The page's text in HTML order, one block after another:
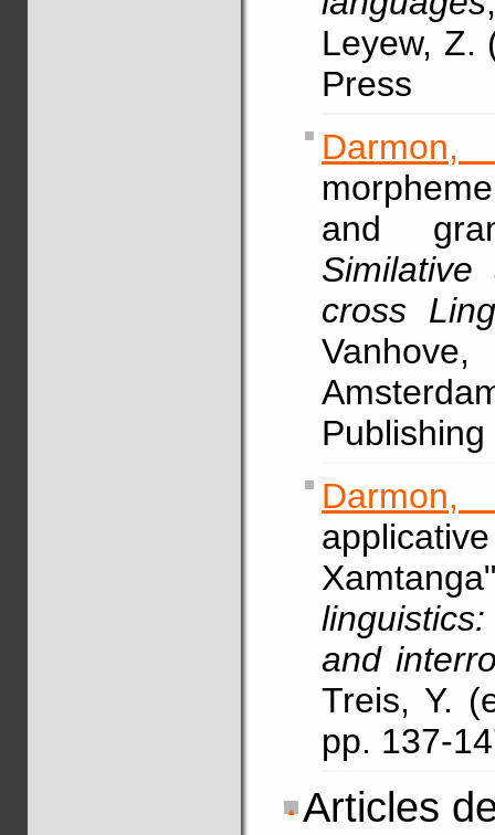
Leyew, Z.
Press
Darmon,
and
cross
and
Treis, Y.
pp. 137-
Articles